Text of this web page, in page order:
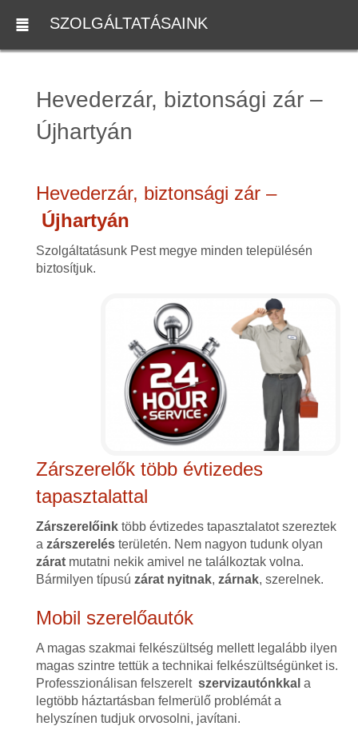
SZOLGÁLTATÁSAINK
Hevederzár, biztonsági zár –
Újhartyán
Hevederzár, biztonsági zár –
Újhartyán
Szolgáltatásunk Pest megye minden településén
biztosítjuk.
Zárszerelők több évtizedes
tapasztalattal
Zárszerelőinktöbb évtizedes tapasztalatot szereztek
a zárszerelésterületén. Nem nagyon tudunk olyan
záratmutatni nekik amivel ne találkoztak volna.
Bármilyen típusú zárat nyitnak, zárnak, szerelnek.
Mobil szerelőautók
A magas szakmai felkészültség mellett legalább ilyen
magas szintre tettük a technikai felkészültségünket is.
Professzionálisan felszerelt szervizautónkkal a
legtöbb háztartásban felmerülő problémát a
helyszínen tudjuk orvosolni, javítani.